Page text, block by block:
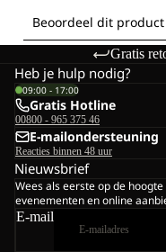
Gratis
Heb je hulp nodig?
09:00 - 17:00
Gratis Hotline
00800 - 965 375 46
E-mailondersteuning
Reacties binnen 48 uur
Nieuwsbrief
Wees als eerste op de
evenementen en online
E-mail